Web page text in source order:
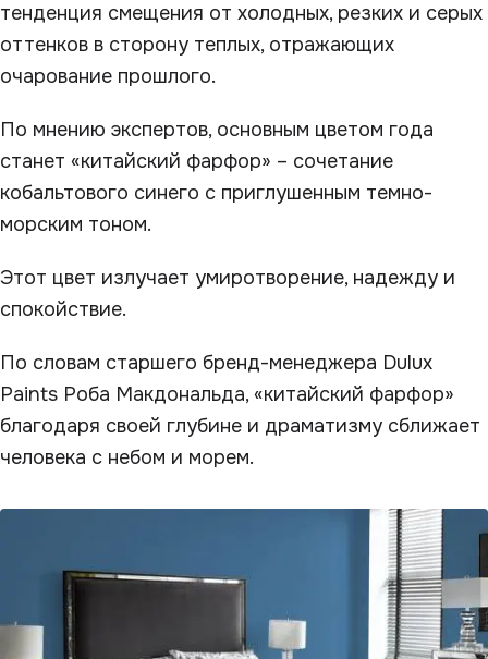
тенденция смещения от холодных, резких и серых
оттенков в сторону теплых, отражающих
очарование прошлого.
По мнению экспертов, основным цветом года
станет «китайский фарфор» – сочетание
кобальтового синего с приглушенным темно-
морским тоном.
Этот цвет излучает умиротворение, надежду и
спокойствие.
По словам старшего бренд-менеджера Dulux
Paints Роба Макдональда, «китайский фарфор»
благодаря своей глубине и драматизму сближает
человека с небом и морем.